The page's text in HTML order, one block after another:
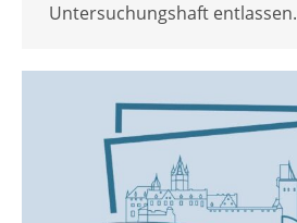
Untersuchungshaft entlassen.